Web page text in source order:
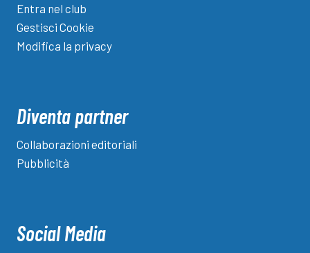
Entra nel club
Gestisci Cookie
Modifica la privacy
Diventa partner
Collaborazioni editoriali
Pubblicità
Social Media